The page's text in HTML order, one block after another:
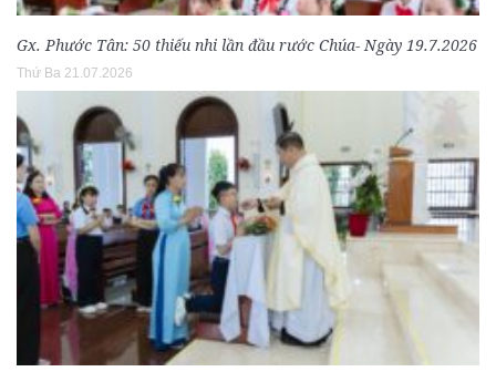
Gx. Phước Tân: 50 thiếu nhi lần đầu rước Chúa- Ngày 19.7.2026
Thứ Ba 21.07.2026